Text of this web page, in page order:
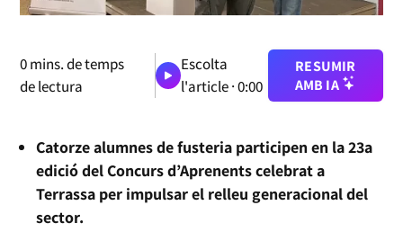
0mins. de temps
de lectura
Escolta
l'article ·0:00
RESUMIR
AMB IA
Catorze alumnes de fusteria participen en la 23a
edició del Concurs d’Aprenents celebrat a
Terrassa per impulsar el relleu generacional del
sector.